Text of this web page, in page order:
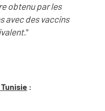
obtenu par les
avec des vaccins
"
: